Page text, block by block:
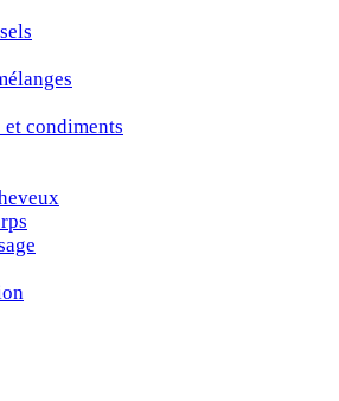
et condiments